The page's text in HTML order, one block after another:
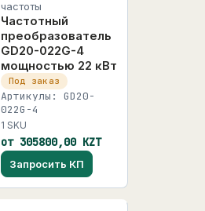
частоты
Частотный
преобразователь
GD20-022G-4
мощностью 22 кВт
Под заказ
Артикулы: GD20-
022G-4
1 SKU
от 305800,00 KZT
Запросить КП